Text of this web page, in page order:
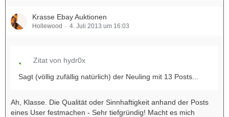
Krasse Ebay Auktionen
Hollewood 4. Juli 2013 um 16:03
Zitat von hydr0x
Sagt (völlig zufällig natürlich) der Neuling mit 13 Posts...
Ah, Klasse. Die Qualität oder Sinnhaftigkeit anhand der Posts
eines User festmachen - Sehr tiefgründig! Macht es mich